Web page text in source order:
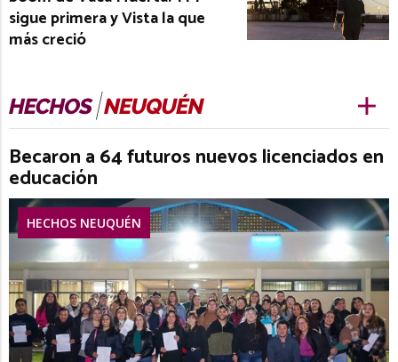
sigue primera y Vista la que
más creció
Becaron a 64 futuros nuevos licenciados en
educación
HECHOS NEUQUÉN